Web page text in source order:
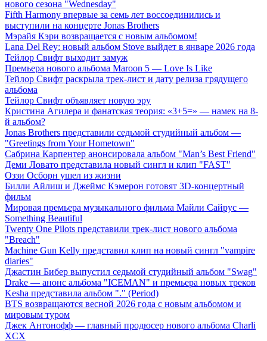
нового сезона "Wednesday"
Fifth Harmony впервые за семь лет воссоединились и
выступили на концерте Jonas Brothers
Мэрайя Кэри возвращается с новым альбомом!
Lana Del Rey: новый альбом Stove выйдет в январе 2026 года
Тейлор Свифт выходит замуж
Премьера нового альбома Maroon 5 — Love Is Like
Тейлор Свифт раскрыла трек-лист и дату релиза грядущего
альбома
Тейлор Свифт объявляет новую эру
Кристина Агилера и фанатская теория: «3+5=» — намек на 8-
й альбом?
Jonas Brothers представили седьмой студийный альбом —
"Greetings from Your Hometown"
Сабрина Карпентер анонсировала альбом "Man’s Best Friend"
Деми Ловато представила новый сингл и клип "FAST"
Оззи Осборн ушел из жизни
Билли Айлиш и Джеймс Кэмерон готовят 3D-концертный
фильм
Мировая премьера музыкального фильма Майли Сайрус —
Something Beautiful
Twenty One Pilots представили трек-лист нового альбома
"Breach"
Machine Gun Kelly представил клип на новый сингл "vampire
diaries"
Джастин Бибер выпустил седьмой студийный альбом "Swag"
Drake — анонс альбома "ICEMAN" и премьера новых треков
Kesha представила альбом "." (Period)
BTS возвращаются весной 2026 года с новым альбомом и
мировым туром
Джек Антонофф — главный продюсер нового альбома Charli
XCX